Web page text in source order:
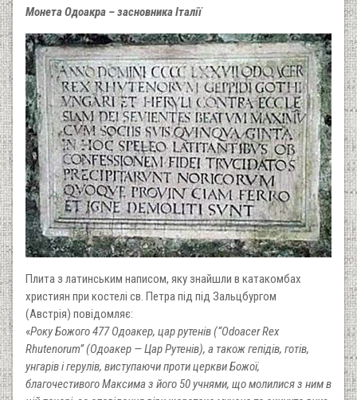
Монета Одоакра – засновника Італії
Плита з латинським написом, яку знайшли в катакомбах
християн при костелі св. Петра під під Зальцбургом
(Австрія) повідомляє:
«Року Божого 477 Одоакер, цар рутенів (“Odoacer Rex
Rhutenorum” (Одоакер — Цар Рутенів), а також гепідів, готів,
унгарів і герулів, виступаючи проти церкви Божої,
благочестивого Максима з його 50 учнями, що молилися з ним в